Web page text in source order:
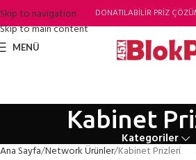
Skip to navigation
Skip to main content
DONATILABİLİR PRİZ
MENÜ
Kabinet
Kategoriler
Ana Sayfa Network Ürünler Kabinet Prizleri